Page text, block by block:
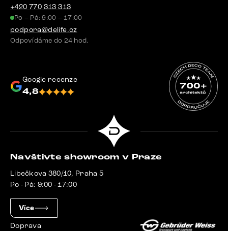
+420 770 313 313
Po – Pá: 9:00 – 17:00
podpora@delife.cz
Odpovídáme do 24 hod.
Google recenze
4,8
Navštivte showroom v Praze
Libečkova 380/10, Praha 5
Po - Pá: 9:00 - 17:00
Více
Doprava